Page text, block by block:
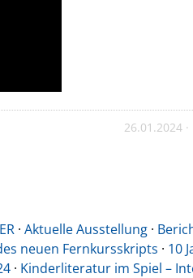
26.01.2024
·Aktuelle Ausstellung ·
neuen Fernkursskripts · 10
· Kinderliteratur im Spiel –